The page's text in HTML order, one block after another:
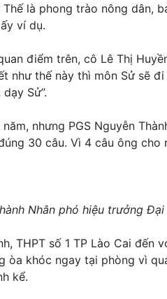
Thế là phong trào nông dân,
ví dụ.
điểm trên, cô Lê Thị
như thế này thì môn Sử sẽ
Sử”.
nhưng PGS Nguyễn
30 câu. Vì 4 câu ông
Nhân phó hiệu trưởng
THPT số 1 TP Lào Cai
òa khóc ngay tại phòng vì
kể.